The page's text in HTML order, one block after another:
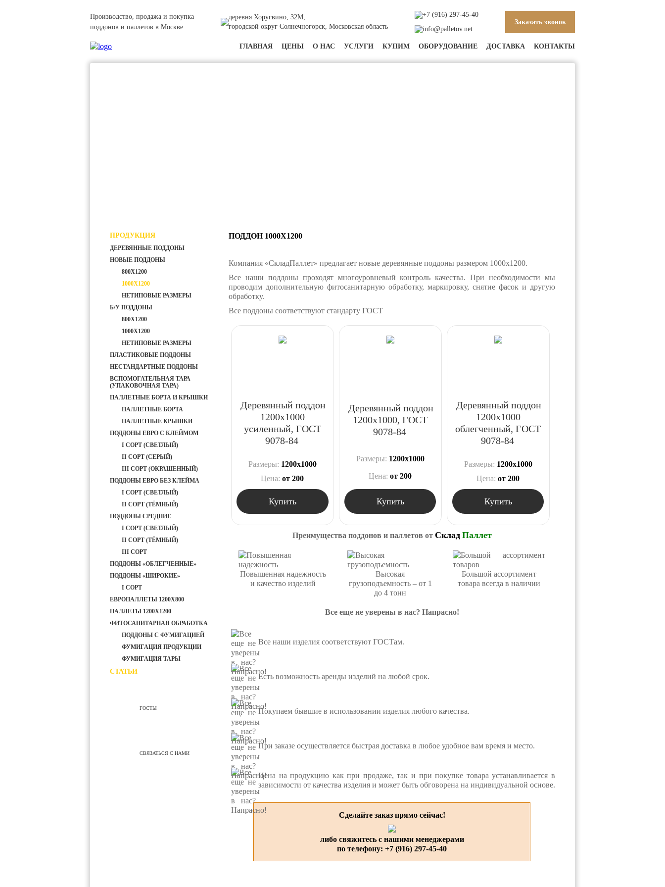
Производство, продажа и покупка
поддонов и паллетов в Москве
деревня Хоругвино, 32М,
городской округ Солнечногорск, Московская область
+7 (916) 297-45-40
info@palletov.net
Заказать звонок
ГЛАВНАЯ ЦЕНЫ О НАС УСЛУГИ КУПИМ ОБОРУДОВАНИЕ ДОСТАВКА КОНТАКТЫ
ПРОДУКЦИЯ
ДЕРЕВЯННЫЕ ПОДДОНЫ
НОВЫЕ ПОДДОНЫ
800Х1200
1000Х1200
НЕТИПОВЫЕ РАЗМЕРЫ
Б/У ПОДДОНЫ
800Х1200
1000Х1200
НЕТИПОВЫЕ РАЗМЕРЫ
ПЛАСТИКОВЫЕ ПОДДОНЫ
НЕСТАНДАРТНЫЕ ПОДДОНЫ
ВСПОМОГАТЕЛЬНАЯ ТАРА
(УПАКОВОЧНАЯ ТАРА)
ПАЛЛЕТНЫЕ БОРТА И КРЫШКИ
ПАЛЛЕТНЫЕ БОРТА
ПАЛЛЕТНЫЕ КРЫШКИ
ПОДДОНЫ ЕВРО С КЛЕЙМОМ
I СОРТ (СВЕТЛЫЙ)
II СОРТ (СЕРЫЙ)
III СОРТ (ОКРАШЕННЫЙ)
ПОДДОНЫ ЕВРО БЕЗ КЛЕЙМА
I СОРТ (СВЕТЛЫЙ)
II СОРТ (ТЁМНЫЙ)
ПОДДОНЫ СРЕДНИЕ
I СОРТ (СВЕТЛЫЙ)
II СОРТ (ТЁМНЫЙ)
III СОРТ
ПОДДОНЫ «ОБЛЕГЧЕННЫЕ»
ПОДДОНЫ «ШИРОКИЕ»
I СОРТ
ЕВРОПАЛЛЕТЫ 1200Х800
ПАЛЛЕТЫ 1200Х1200
ФИТОСАНИТАРНАЯ ОБРАБОТКА
ПОДДОНЫ С ФУМИГАЦИЕЙ
ФУМИГАЦИЯ ПРОДУКЦИИ
ФУМИГАЦИЯ ТАРЫ
СТАТЬИ
ГОСТЫ
СВЯЗАТЬСЯ С НАМИ
ПОДДОН 1000Х1200
Компания «СкладПаллет» предлагает новые деревянные поддоны размером 1000х1200.
Все наши поддоны проходят многоуровневый контроль качества. При необходимости мы
проводим дополнительную фитосанитарную обработку, маркировку, снятие фасок и другую
обработку.
Все поддоны соответствуют стандарту ГОСТ
Деревянный поддон
1200x1000
усиленный, ГОСТ
9078-84
Размеры: 1200х1000
Цена:от 200
Купить
Деревянный поддон
1200x1000, ГОСТ
9078-84
Размеры: 1200х1000
Цена:от 200
Купить
Деревянный поддон
1200x1000
облегченный, ГОСТ
9078-84
Размеры: 1200х1000
Цена:от 200
Купить
Преимущества поддонов и паллетов от Склад Паллет
Повышенная надежность
и качество изделий
Высокая
грузоподъемность – от 1
до 4 тонн
Большой ассортимент
товара всегда в наличии
Все еще не уверены в нас? Напрасно!
Все наши изделия соответствуют ГОСТам.
Есть возможность аренды изделий на любой срок.
Покупаем бывшие в использовании изделия любого качества.
При заказе осуществляется быстрая доставка в любое удобное вам время и место.
Цена на продукцию как при продаже, так и при покупке товара устанавливается в
зависимости от качества изделия и может быть обговорена на индивидуальной основе.
Сделайте заказ прямо сейчас!
либо свяжитесь с нашими менеджерами
по телефону: +7 (916) 297-45-40